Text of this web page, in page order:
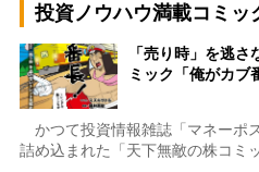
投資ノウハウ満載コミッ
「売り時」を逃
ミック「俺がカブ
かつて投資情報雑誌「マネーポ
詰め込まれた「天下無敵の株コミ